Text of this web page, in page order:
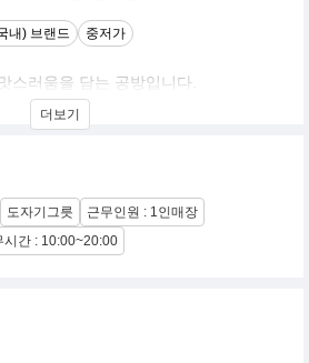
내) 브랜드 중저가
스러움을 담는 공방입니다.
자리잡은 철점이 특유의 감성을 드러내
은 기분 좋은
모던함과 편리함을 갖춘 그릇들은 어떤
려 주며 셰프들에게 많은 사랑을 받고 있
더보기
도자기그릇
근무인원 : 1인매장
시간 : 10:00~20:00